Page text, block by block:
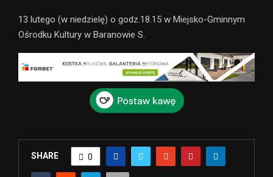
13 lutego (w niedzielę) o godz.18.15 w Miejsko-Gminnym
Ośrodku Kultury w Baranowie S.
SHARE 0